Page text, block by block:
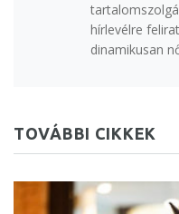
hírlevélre
dinamikusan
TOVÁBBI CIKKEK